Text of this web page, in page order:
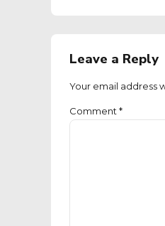
Leave a Reply
Your email address
Comment *